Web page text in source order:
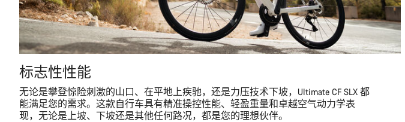
标志性性能
无论是攀登惊险刺激的山口、在平地上疾驰，还是力压技术下坡，Ultimate CF SLX 都
能满足您的需求。这款自行车具有精准操控性能、轻盈重量和卓越空气动力学表
现，无论是上坡、下坡还是其他任何路况，都是您的理想伙伴。